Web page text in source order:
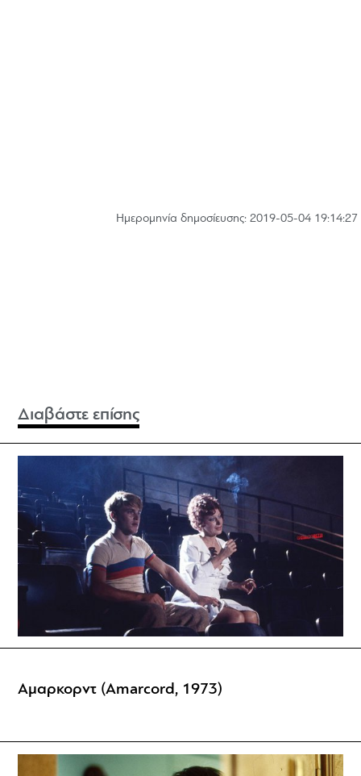
Hμερομηνία δημοσίευσης: 2019-05-04 19:14:27
Διαβάστε επίσης
Αμαρκορντ (Amarcord, 1973)